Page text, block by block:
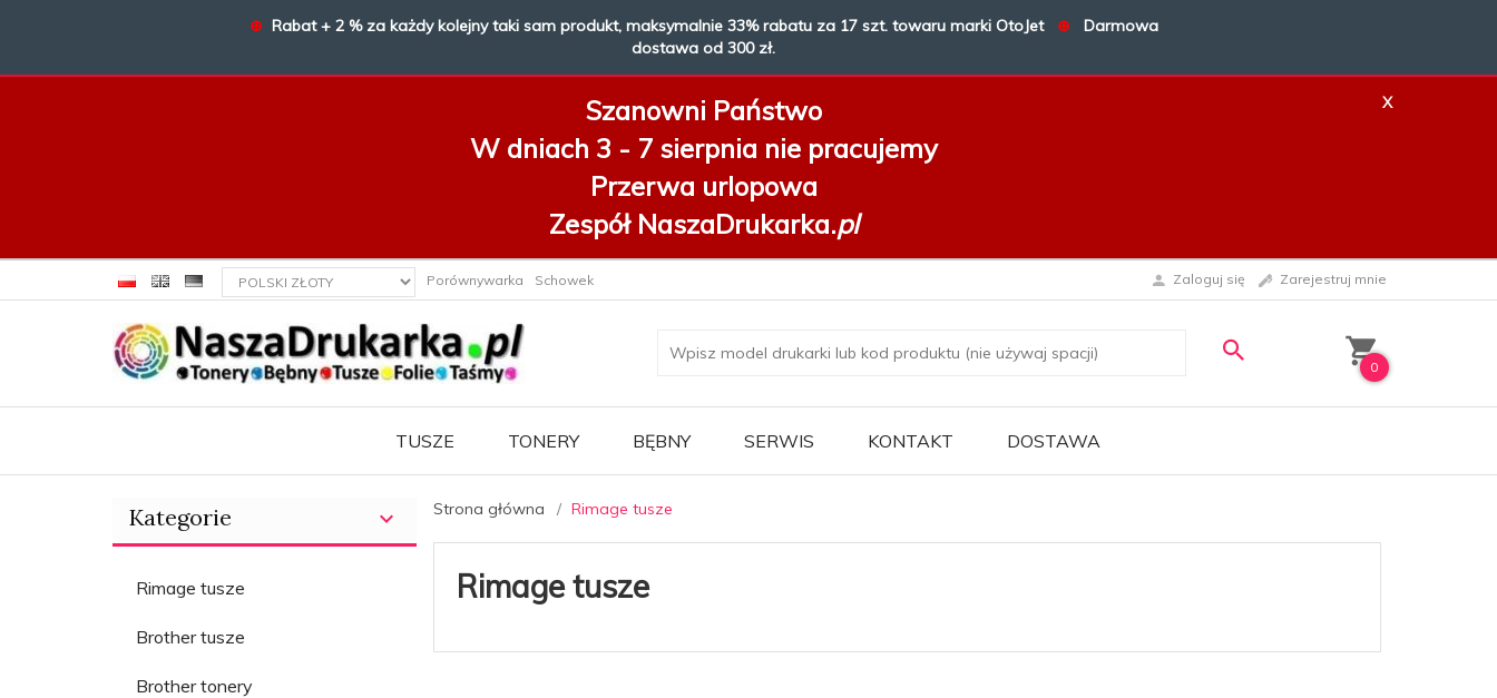
⊕ Rabat + 2 % za każdy kolejny taki sam produkt, maksymalnie 33% rabatu za 17 szt. towaru marki OtoJet ⊕ Darmowa
dostawa od 300 zł.
Szanowni Państwo
W dniach 3 - 7 sierpnia nie pracujemy
Przerwa urlopowa
Zespół NaszaDrukarka.pl
X
currency_h Porównywarka Schowek Zaloguj się Zarejestruj mnie
0
TUSZE TONERY BĘBNY SERWIS KONTAKT DOSTAWA
Kategorie
Rimage tusze
Brother tusze
Brother tonery
Strona główna Rimage tusze
Rimage tusze